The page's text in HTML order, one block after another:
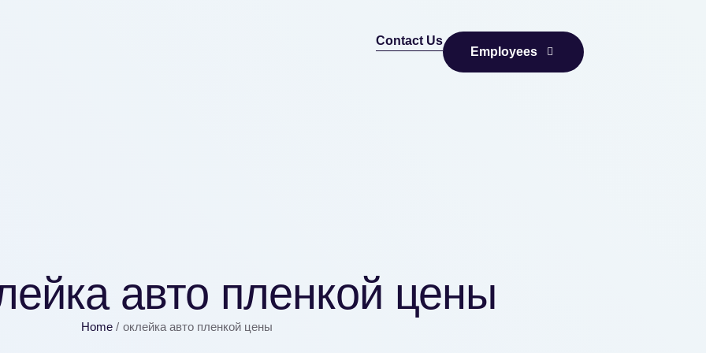
Contact Us
Employees
авто пленкой цены
Home / оклейка авто пленкой цены